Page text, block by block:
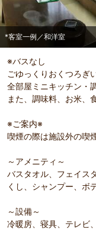
*客室一例／和洋室
※バスなし
ごゆっくりおくつろぎ
全部屋ミニキッチン・
また、調味料、お米、
※ご案内※
喫煙の際は施設外の喫
～アメニティ～
バスタオル、フェイス
くし、シャンプー、ボ
～設備～
冷暖房、寝具、テレビ
部屋詳細